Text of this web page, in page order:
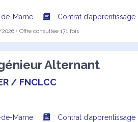
Marne Contrat d’apprentissage
• Offre consultée 171 fois
Alternant
/ FNCLCC
Marne Contrat d’apprentissage